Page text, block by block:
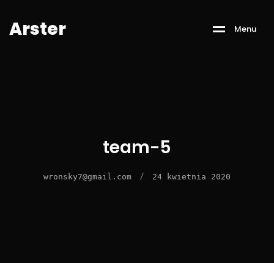
Arster Menu
team-5
wronsky7@gmail.com / 24 kwietnia 2020